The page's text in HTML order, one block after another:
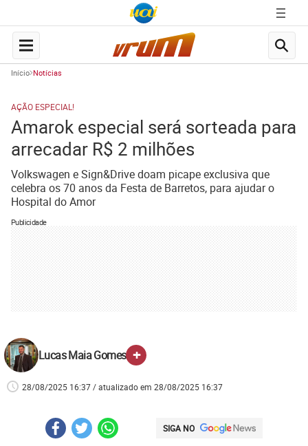
Início Notícias
AÇÃO ESPECIAL!
Amarok especial será sorteada para
arrecadar R$ 2 milhões
Volkswagen e Sign&Drive doam picape exclusiva que
celebra os 70 anos da Festa de Barretos, para ajudar o
Hospital do Amor
Publicidade
Lucas Maia Gomes +
28/08/2025 16:37 / atualizado em 28/08/2025 16:37
SIGA NO